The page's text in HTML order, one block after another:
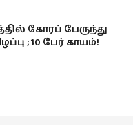
கோரப் பேருந்து
; 10 பேர் காயம்!